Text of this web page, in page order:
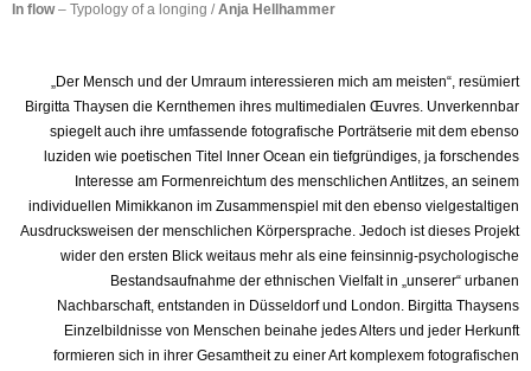
In flow– Typology of a longing /Anja Hellhammer
„Der Mensch und der Umraum interessieren mich am meisten“, resümiert
Birgitta Thaysen die Kernthemen ihres multimedialen Œuvres. Unverkennbar
spiegelt auch ihre umfassende fotografische Porträtserie mit dem ebenso
luziden wie poetischen Titel Inner Ocean ein tiefgründiges, ja forschendes
Interesse am Formenreichtum des menschlichen Antlitzes, an seinem
individuellen Mimikkanon im Zusammenspiel mit den ebenso vielgestaltigen
Ausdrucksweisen der menschlichen Körpersprache. Jedoch ist dieses Projekt
wider den ersten Blick weitaus mehr als eine feinsinnig-psychologische
Bestandsaufnahme der ethnischen Vielfalt in „unserer“ urbanen
Nachbarschaft, entstanden in Düsseldorf und London. Birgitta Thaysens
Einzelbildnisse von Menschen beinahe jedes Alters und jeder Herkunft
formieren sich in ihrer Gesamtheit zu einer Art komplexem fotografischen